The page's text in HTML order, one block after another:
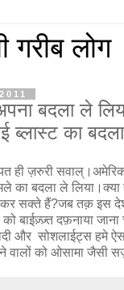
गरीब लोग
बदला ले
ब्लास्ट का
ही ज़रुरी
का बदला ले लिया।क्या
कर सक्ते हैं?जब तक़ इस
बाईज़्ज़्त दफ़नाया जाना
और सोशलाईट्स हमे
वालों को ओसामा जैसी